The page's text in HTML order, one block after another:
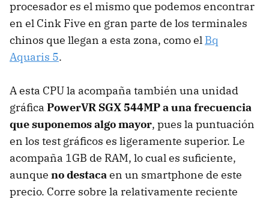
procesador es el mismo que podemos encontrar
en el Cink Five en gran parte de los terminales
chinos que llegan a esta zona, como el Bq
Aquaris 5.
A esta CPU la acompaña también una unidad
gráfica PowerVR SGX 544MP a una frecuencia
que suponemos algo mayor, pues la puntuación
en los test gráficos es ligeramente superior. Le
acompaña 1GB de RAM, lo cual es suficiente,
aunque no destacaen un smartphone de este
precio. Corre sobre la relativamente reciente